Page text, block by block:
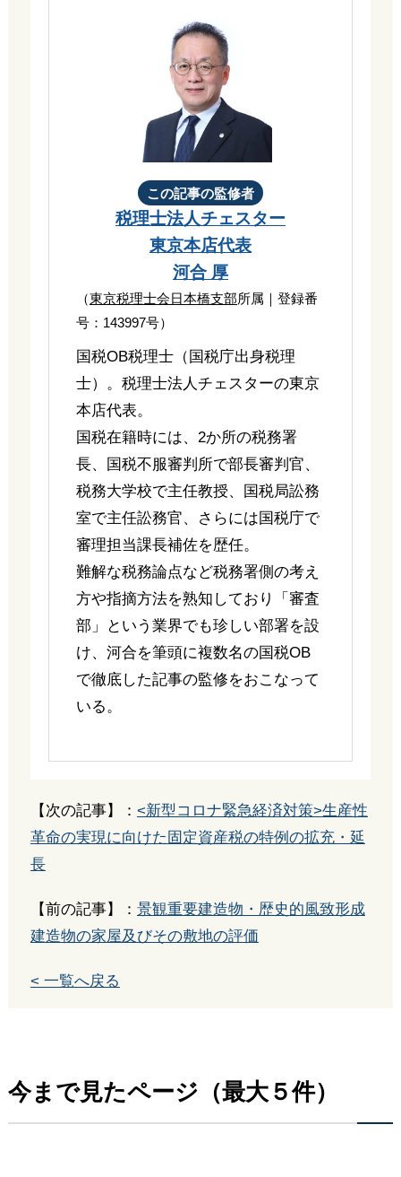
この記事の監修者
税理士法人チェスター
東京本店代表
河合 厚
（東京税理士会日本橋支部所属｜登録番
号：143997号）
国税OB税理士（国税庁出身税理
士）。税理士法人チェスターの東京
本店代表。
国税在籍時には、2か所の税務署
長、国税不服審判所で部長審判官、
税務大学校で主任教授、国税局訟務
室で主任訟務官、さらには国税庁で
審理担当課長補佐を歴任。
難解な税務論点など税務署側の考え
方や指摘方法を熟知しており「審査
部」という業界でも珍しい部署を設
け、河合を筆頭に複数名の国税OB
で徹底した記事の監修をおこなって
いる。
【次の記事】： <新型コロナ緊急経済対策>生産性
革命の実現に向けた固定資産税の特例の拡充・延
長
【前の記事】： 景観重要建造物・歴史的風致形成
建造物の家屋及びその敷地の評価
< 一覧へ戻る
今まで見たページ（最大５件）